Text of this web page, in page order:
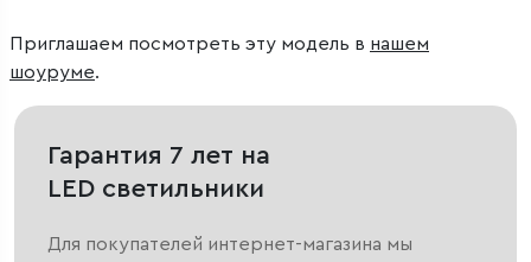
Приглашаем посмотреть эту модель в нашем
шоуруме.
Гарантия 7 лет на
LED светильники
Для покупателей интернет-магазина мы